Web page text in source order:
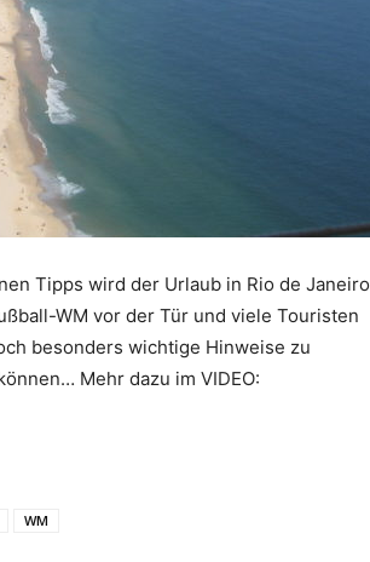
Tipps wird der Urlaub in Rio de Janeiro
WM vor der Tür und viele Touristen
besonders wichtige Hinweise zu
Mehr dazu im VIDEO:
WM